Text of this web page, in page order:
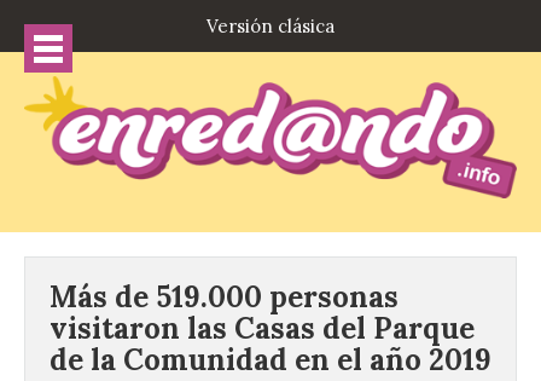
Versión clásica
Más de 519.000 personas
visitaron las Casas del Parque
de la Comunidad en el año 2019